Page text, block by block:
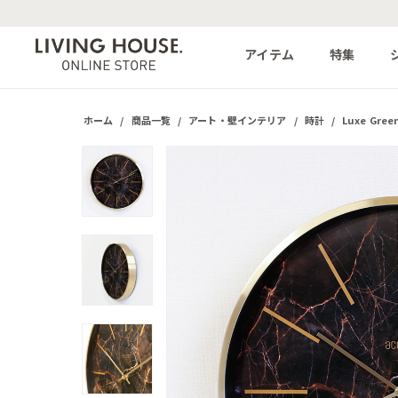
アイテム 特集
ホーム / 商品一覧 / アート・壁インテリア / 時計 / Luxe